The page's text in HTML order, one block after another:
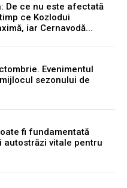
De ce nu este afectată
ce Kozlodui
iar Cernavodă...
Evenimentul
sezonului de
fi fundamentată
autostrăzi vitale pentru